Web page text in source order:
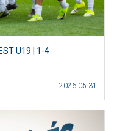
U19 | 1-4
2026.05.31